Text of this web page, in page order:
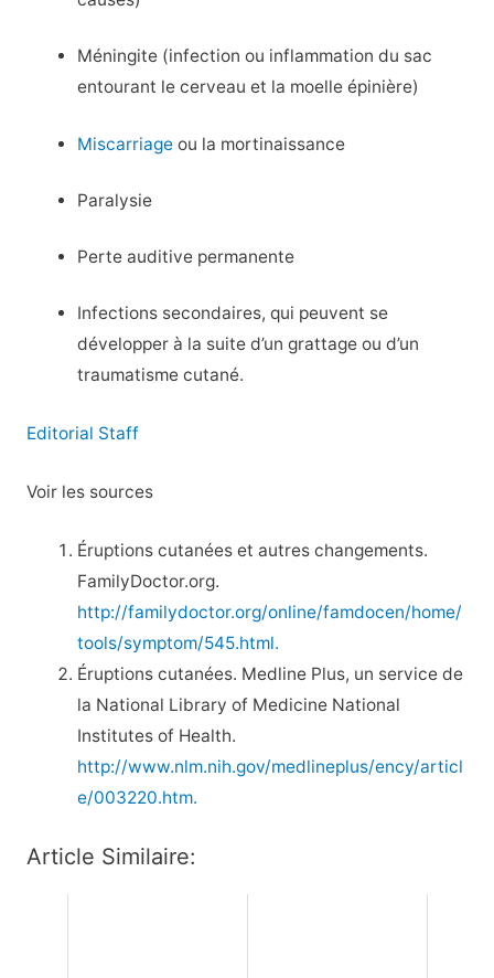
Méningite (infection ou inflammation du sac
entourant le cerveau et la moelle épinière)
Miscarriage ou la mortinaissance
Paralysie
Perte auditive permanente
Infections secondaires, qui peuvent se
développer à la suite d’un grattage ou d’un
traumatisme cutané.
Editorial Staff
Voir les sources
Éruptions cutanées et autres changements.
FamilyDoctor.org.
http://familydoctor.org/online/famdocen/home/
tools/symptom/545.html.
Éruptions cutanées. Medline Plus, un service de
la National Library of Medicine National
Institutes of Health.
http://www.nlm.nih.gov/medlineplus/ency/articl
e/003220.htm.
Article Similaire: